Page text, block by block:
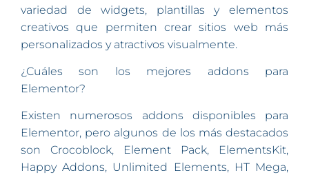
variedad de widgets, plantillas y elementos
creativos que permiten crear sitios web más
personalizados y atractivos visualmente.
¿Cuáles son los mejores addons para
Elementor?
Existen numerosos addons disponibles para
Elementor, pero algunos de los más destacados
son Crocoblock, Element Pack, ElementsKit,
Happy Addons, Unlimited Elements, HT Mega,